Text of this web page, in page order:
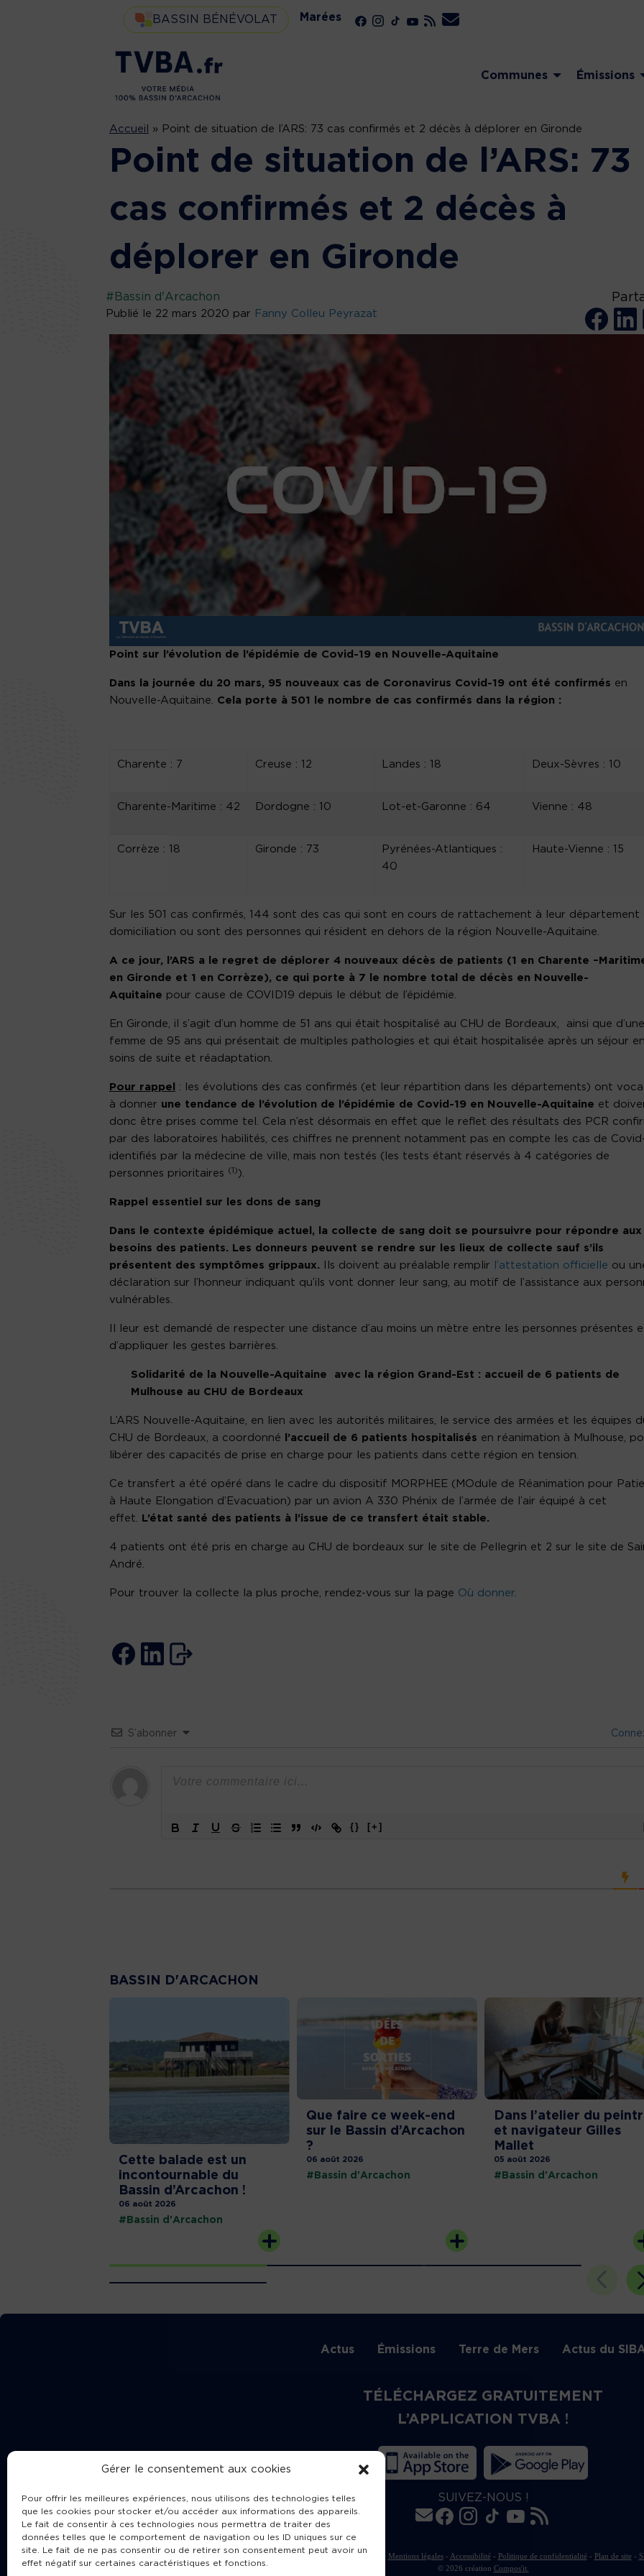
Gérer le consentement aux cookies
Pour offrir les meilleures expériences, nous utilisons des technologies telles
que les cookies pour stocker et/ou accéder aux informations des appareils.
Le fait de consentir à ces technologies nous permettra de traiter des
données telles que le comportement de navigation ou les ID uniques sur ce
site. Le fait de ne pas consentir ou de retirer son consentement peut avoir un
effet négatif sur certaines caractéristiques et fonctions.
BASSIN BÉNÉVOLAT Marées
Communes Émissions
Accueil » Point de situation de l’ARS: 73 cas confirmés et 2 décès à déplorer en Gironde
Point de situation de l’ARS: 73
cas confirmés et 2 décès à
déplorer en Gironde
#Bassin d'Arcachon
Publié le 22 mars 2020 par Fanny Colleu Peyrazat
Point sur l’évolution de l’épidémie de Covid-19 en Nouvelle-Aquitaine
Dans la journée du 20 mars, 95 nouveaux cas de Coronavirus Covid-19 ont été confirmés en
Nouvelle-Aquitaine. Cela porte à 501 le nombre de cas confirmés dans la région :
Charente : 7 Creuse : 12 Landes : 18 Deux-Sèvres : 10
Charente-Maritime : 42 Dordogne : 10 Lot-et-Garonne : 64 Vienne : 48
Corrèze : 18 Gironde : 73
Pyrénées-Atlantiques :
40
Haute-Vienne : 15
Sur les 501 cas confirmés, 144 sont des cas qui sont en cours de rattachement à leur département
domiciliation ou sont des personnes qui résident en dehors de la région Nouvelle-Aquitaine.
A ce jour, l’ARS a le regret de déplorer 4 nouveaux décès de patients (1 en Charente
en Gironde et 1 en Corrèze), ce qui porte à 7 le nombre total de décès en Nouvelle-
Aquitaine pour cause de COVID19 depuis le début de l’épidémie.
En Gironde, il s’agit d’un homme de 51 ans qui était hospitalisé au CHU de Bordeaux, ainsi que d’une
femme de 95 ans qui présentait de multiples pathologies et qui était hospitalisée après un séjour
soins de suite et réadaptation.
Pour rappel
: les évolutions des cas confirmés (et leur répartition dans les départements) ont
à donner une tendance de l’évolution de l’épidémie de Covid-19 en Nouvelle-Aquitaine et
donc être prises comme tel. Cela n’est désormais en effet que le reflet des résultats des PCR
par des laboratoires habilités, ces chiffres ne prennent notamment pas en compte les cas de
identifiés par la médecine de ville, mais non testés (les tests étant réservés à 4 catégories de
personnes prioritaires
(1)).
Rappel essentiel sur les dons de sang
Dans le contexte épidémique actuel, la collecte de sang doit se poursuivre pour répondre aux
besoins des patients. Les donneurs peuvent se rendre sur les lieux de collecte sauf s’ils
présentent des symptômes grippaux. Ils doivent au préalable remplir l’attestation officielle ou
déclaration sur l’honneur indiquant qu’ils vont donner leur sang, au motif de l’assistance aux
vulnérables.
Il leur est demandé de respecter une distance d’au moins un mètre entre les personnes présentes
d’appliquer les gestes barrières.
Solidarité de la Nouvelle-Aquitaine avec la région Grand-Est : accueil de 6 patients de
Mulhouse au CHU de Bordeaux
L’ARS Nouvelle-Aquitaine, en lien avec les autorités militaires, le service des armées et les équipes
CHU de Bordeaux, a coordonné
l’accueil de 6 patients hospitalisés en réanimation à Mulhouse,
libérer des capacités de prise en charge pour les patients dans cette région en tension.
Ce transfert a été opéré dans le cadre du dispositif MORPHEE (MOdule de Réanimation pour
à Haute Elongation d’Evacuation) par un avion A 330 Phénix de l’armée de l’air équipé à cet
effet. L’état santé des patients à l’issue de ce transfert était stable.
4 patients ont été pris en charge au CHU de bordeaux sur le site de Pellegrin et 2 sur le site de
André.
Pour trouver la collecte la plus proche, rendez-vous sur la page Où donner.
S’abonner
{} [+]
BASSIN D'ARCACHON
Cette balade est un
incontournable du
Bassin d’Arcachon !
06 août 2026
#Bassin d'Arcachon
Que faire ce week-end
sur le Bassin d’Arcachon
?
06 août 2026
#Bassin d'Arcachon
Dans l’atelier du
et navigateur Gilles
Mallet
05 août 2026
#Bassin d'Arcachon
Actus Émissions Terre de Mers Actus du
TÉLÉCHARGEZ GRATUITEMENT
L’APPLICATION TVBA !
SUIVEZ-NOUS !
Charte de publication Mentions légales- Accessibilité- Politique de confidentialité- Plan de site-
© 2026 création Compos'it.